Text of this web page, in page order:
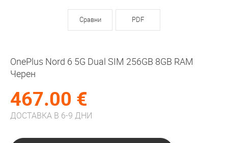
Сравни PDF
OnePlus Nord 6 5G Dual SIM 256GB 8GB RAM
Черен
467.00 €
ДОСТАВКА В 6-9 ДНИ